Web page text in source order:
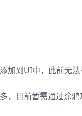
加到UI中，此前无法
，目前暂需通过涂鸦